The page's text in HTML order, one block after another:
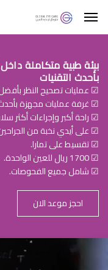
بيئة طبية متكاملة
بأحدث التقنيات
☑ عمليات تصحيح النظر
☑ غرفة عمليات مجهزة بأحدث
☑ راحة أكبر وإجراءات أكثر
☑ على أيدي نخبة من
☑ تقسيط على تمارا.
☑ 1700 ريال للعين الواحدة.
☑ شامل جميع الفحوصات.
احجز موعد الان